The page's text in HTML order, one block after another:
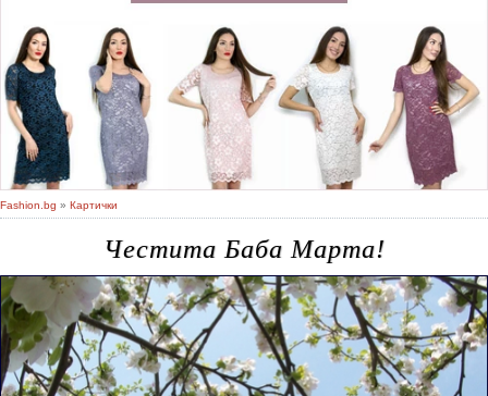
Fashion.bg » Картички
Честита Баба Марта!